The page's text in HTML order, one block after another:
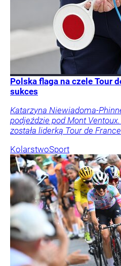
Polska flaga na czele Tour
sukces
Katarzyna Niewiadoma-
podjeździe pod Mont
została liderką Tour de
KolarstwoSport